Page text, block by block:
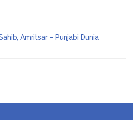
Amritsar – Punjabi Dunia